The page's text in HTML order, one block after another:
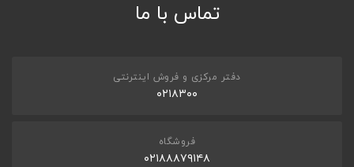
تماس با ما
دفتر مرکزی و فروش اینترنتی
۰۲۱۸۳۰۰
فروشگاه
۰۲۱۸۸۸۷۹۱۴۸